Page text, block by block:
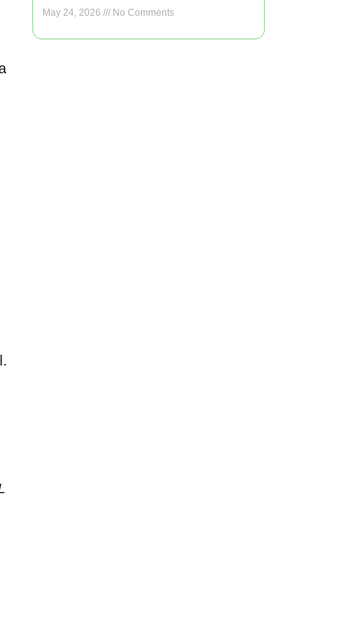
اللَّهُمَّ إِنِّي أَعُوذُ بِكَ مِنْ الْهَمِّ وَالْحَزَنِ وَالْعَجْزِ وَالْكَسَلِ وَالْجُبْنِ وَالْبُخْلِ وَضَلَعِ الدَّيْنِ وَغَلَبَةِ الرِّجَالِ (رواه البخاري).
May 24, 2026 No Comments